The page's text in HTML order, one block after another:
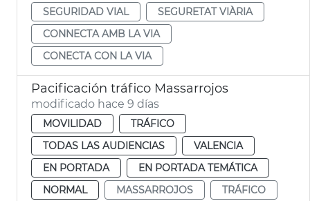
SEGURIDAD VIAL
SEGURETAT VIÀRIA
CONNECTA AMB LA VIA
CONECTA CON LA VIA
Pacificación tráfico Massarrojos
modificado hace 9 días
MOVILIDAD
TRÁFICO
TODAS LAS AUDIENCIAS
VALENCIA
EN PORTADA
EN PORTADA TEMÁTICA
NORMAL
MASSARROJOS TRÁFICO